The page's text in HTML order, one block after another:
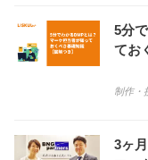
5分
てお
制作・
3ヶ